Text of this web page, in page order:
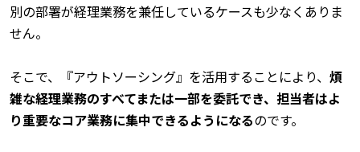
別の部署が経理業務を兼任しているケースも少なくありま
せん。
そこで、『アウトソーシング』を活用することにより、 煩
雑な経理業務のすべてまたは一部を委託でき、担当者はよ
り重要なコア業務に集中できるようになるのです。